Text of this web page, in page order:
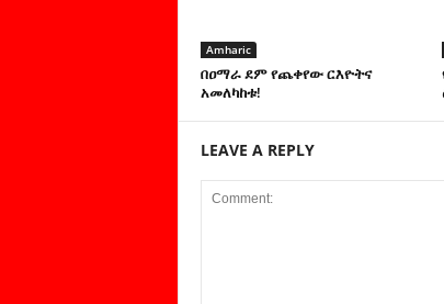
Amharic
በዐማራ ደም የጨቀየው ርእዮትና
አመለካከቱ!
LEAVE A REPLY